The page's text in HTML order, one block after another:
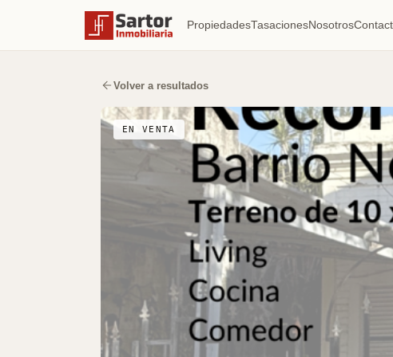
PropiedadesTasacionesNosotros
Volver a resultados
EN VENTA